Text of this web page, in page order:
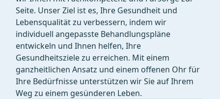
Seite. Unser Ziel ist es, Ihre Gesundheit und
Lebensqualität zu verbessern, indem wir
individuell angepasste Behandlungspläne
entwickeln und Ihnen helfen, Ihre
Gesundheitsziele zu erreichen. Mit einem
ganzheitlichen Ansatz und einem offenen Ohr für
Ihre Bedürfnisse unterstützen wir Sie auf Ihrem
Weg zu einem gesünderen Leben.